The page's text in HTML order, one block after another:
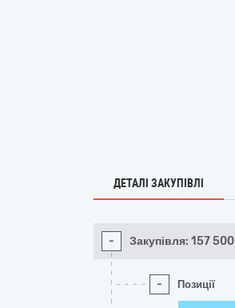
ДЕТАЛІ ЗАКУПІВЛІ
- Закупівля: 157 500
- Позиції